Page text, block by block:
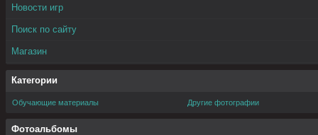
Новости игр
Поиск по сайту
Магазин
Категории
Обучающие материалы Другие фотографии
Фотоальбомы